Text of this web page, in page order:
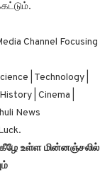
Channel Focusing
| Technology |
| Cinema |
News
கீழே உள்ள மின்னஞ்சலில்